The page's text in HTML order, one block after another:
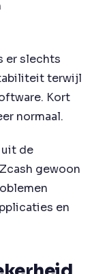
er slechts
terwijl
Kort
normaal.
de
gewoon
en